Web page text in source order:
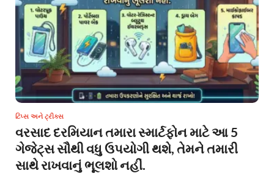
ટિપ્સ અને ટ્રીક્સ
વરસાદ દરમિયાન તમારા સ્માર્ટફોન માટે આ 5
ગેજેટ્સ સૌથી વધુ ઉપયોગી થશે, તેમને તમારી
સાથે રાખવાનું ભૂલશો નહીં.